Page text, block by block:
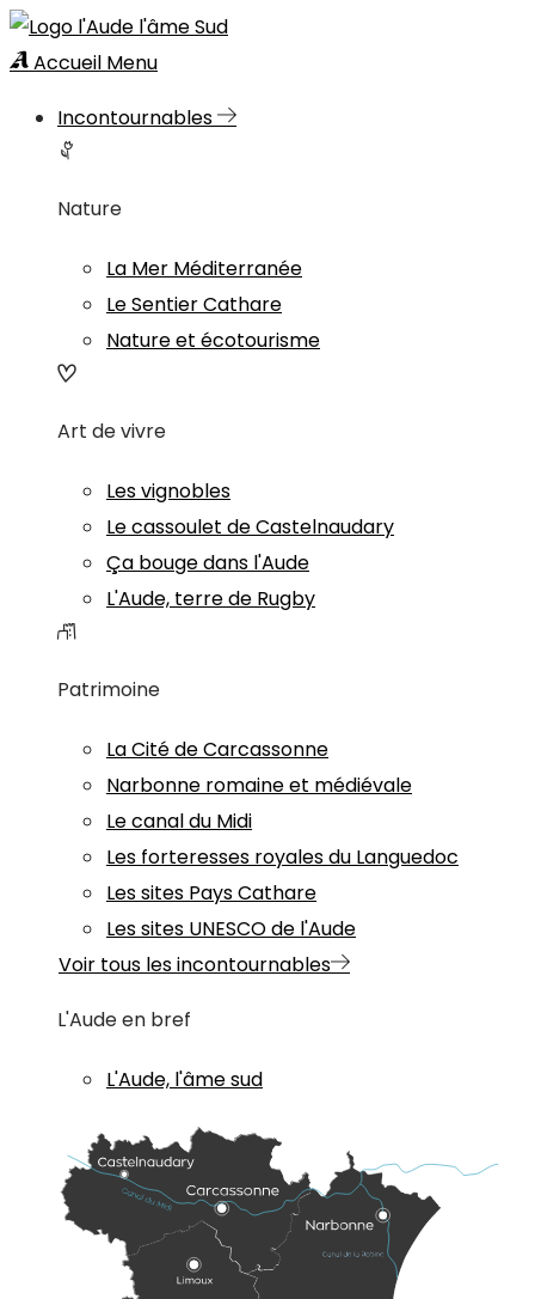
Accueil Menu
Incontournables
Nature
La Mer Méditerranée
Le Sentier Cathare
Nature et écotourisme
Art de vivre
Les vignobles
Le cassoulet de Castelnaudary
Ça bouge dans l'Aude
L'Aude, terre de Rugby
Patrimoine
La Cité de Carcassonne
Narbonne romaine et médiévale
Le canal du Midi
Les forteresses royales du Languedoc
Les sites Pays Cathare
Les sites UNESCO de l'Aude
Voir tous les incontournables
L'Aude en bref
L'Aude, l'âme sud